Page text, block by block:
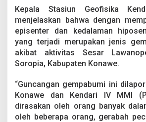
L
a
w
a
n
p
Kepala Stasiun Geofisika
menjelaskan bahwa dengan
episenter dan kedalaman
yang terjadi merupakan jenis
akibat aktivitas Sesar
Soropia, Kabupaten Konawe.
“Guncangan gempabumi ini
Konawe dan Kendari IV MMI
dirasakan oleh orang banyak
oleh beberapa orang, gerabah